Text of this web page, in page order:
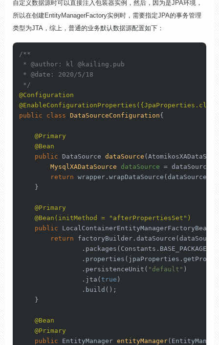
自定义数据源时可以直接注入包装器实例，然后，因为是JPA环境，
所以在创建EntityManagerFactory实例时，需要指定JPA的事务管理
类型为JTA，综上，普通的业务默认数据源配置如下：
/**
* @author : kl @kailing .pub
* @date : 2020/5/18
*/
@Configuration
public
class DataSourceConfiguration{
@Primary
@Bean
public DataSource dataSource
MysqlXADataSource
dataSource =
return wrapper.wrapDataSource(dataSource);
    }
@Primary
@Bean(initMethod = "afterPropertiesSet")
public LocalContainerEntityManagerFactoryBean
return
                .packages(Constants.BASE_PACKAGES)
                .persistenceUnit(
"default" )
                .jta(
true )
                .build();
    }
@Bean
@Primary
public EntityManager entityManager